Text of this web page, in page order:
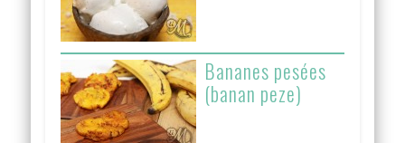
Bananes pesées
(banan peze)